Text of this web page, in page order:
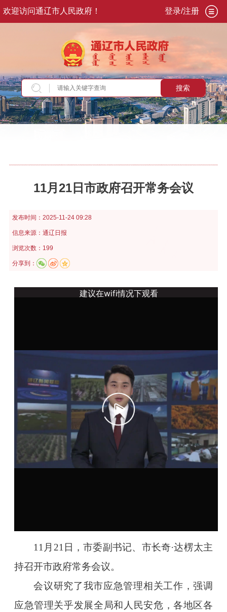
欢迎访问通辽市人民政府！ 登录/注册
搜索
当前位置：首页>政务公开>市政府>市政府常
11月21日市政府召开常务会议
发布时间： 2025-11-24 09:28
信息来源： 通辽日报
浏览次数：199
分享到：
11月21日，市委副书记、市长奇·达楞太主
持召开市政府常务会议。
会议研究了我市应急管理相关工作，强调
应急管理关乎发展全局和人民安危，各地区各